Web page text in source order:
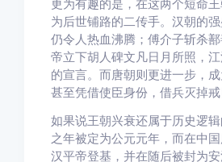
更为有趣的是，在这两个短命
为后世铺路的二传手。汉朝的
仍令人热血沸腾；傅介子斩杀
帝立下胡人碑文凡日月所照，
的宣言。而唐朝则更进一步，
甚至凭借使臣身份，借兵灭掉
如果说王朝兴衰还属于历史逻
之年被定为公元元年，而在中
汉平帝登基，并在随后被封为